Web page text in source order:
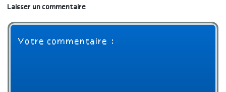
Laisser un commentaire